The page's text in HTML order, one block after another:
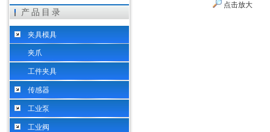
希而科工业控制设备（上海）有限公司
产品目录
夹具模具
夹爪
工件夹具
传感器
工业泵
工业阀
点击放大